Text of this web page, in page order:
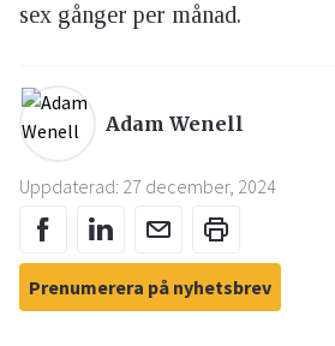
sex gånger per månad.
Adam Wenell
Uppdaterad: 27 december, 2024
Prenumerera på nyhetsbrev